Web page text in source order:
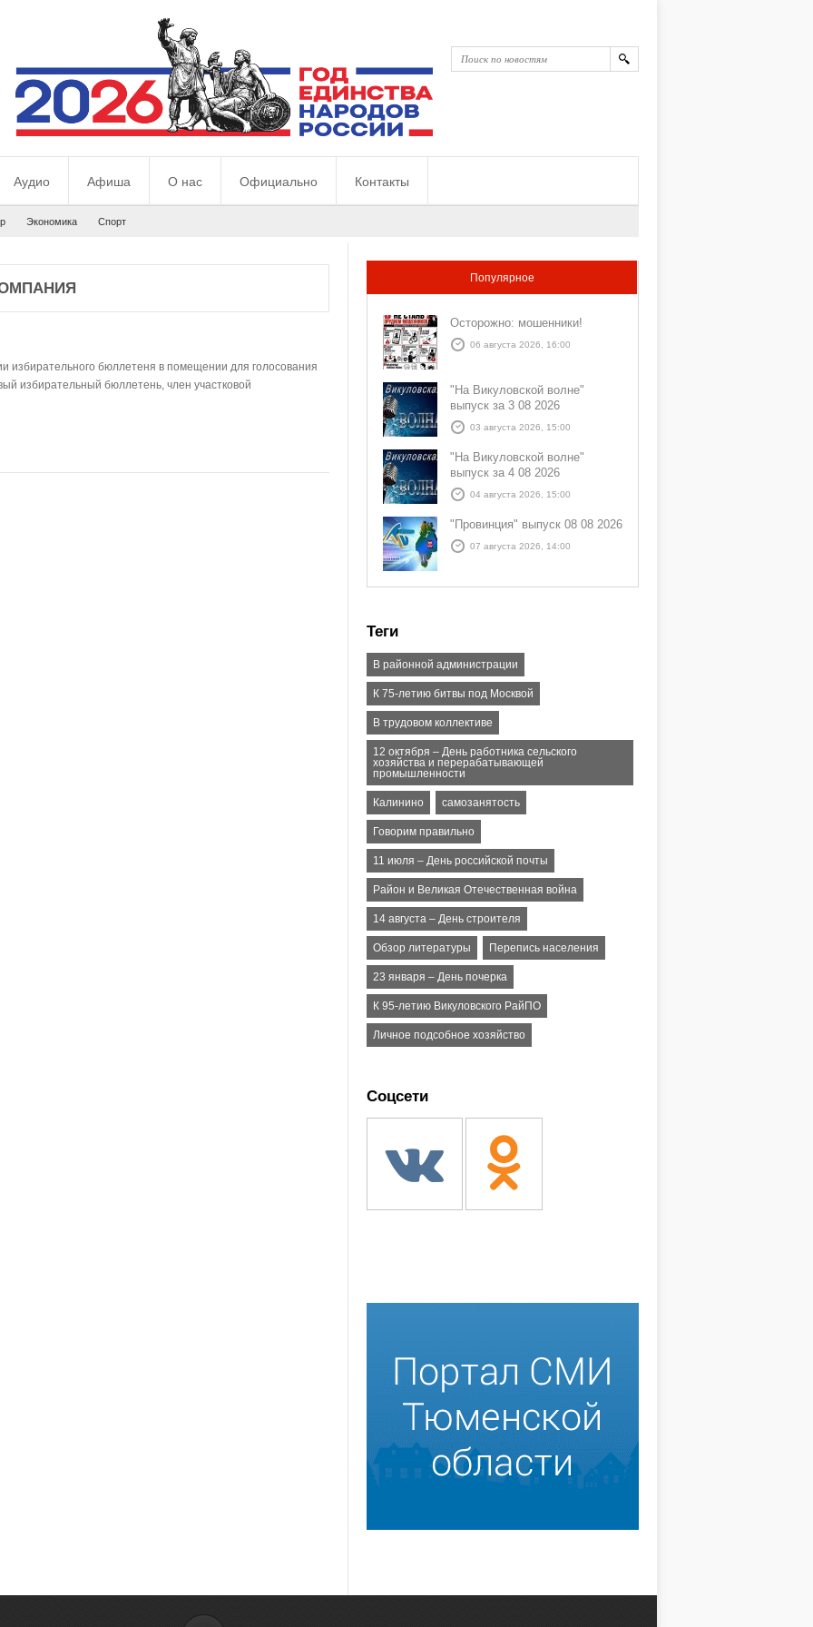
Аудио Афиша О нас Официально Контакты
Экономика Спорт
избирательного бюллетеня в помещении для голосования
избирательный бюллетень, член участковой
Популярное
Осторожно: мошенники!
06 августа 2026, 16:00
"На Викуловской волне"
выпуск за 3 08 2026
03 августа 2026, 15:00
"На Викуловской волне"
выпуск за 4 08 2026
04 августа 2026, 15:00
"Провинция" выпуск 08 08 2026
07 августа 2026, 14:00
Теги
В районной администрации
К 75-летию битвы под Москвой
В трудовом коллективе
12 октября – День работника сельского
хозяйства и перерабатывающей
промышленности
Калинино самозанятость
Говорим правильно
11 июля – День российской почты
Район и Великая Отечественная война
14 августа – День строителя
Обзор литературы Перепись населения
23 января – День почерка
К 95-летию Викуловского РайПО
Личное подсобное хозяйство
Соцсети